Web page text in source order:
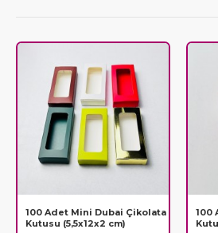
100 Adet Mini Dubai Çikolata
Kutusu (5,5x12x2 cm)
100